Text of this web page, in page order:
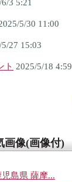
3 5:21
5/30 11:00
5/27 15:03
ト 2025/5/18 4:59
画像(画像付)
児島県 薩摩...